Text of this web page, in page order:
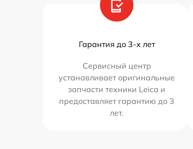
Гарантия до 3-х лет
Сервисный центр
устанавливает оригинальные
запчасти техники Leica и
предоставляет гарантию до 3
лет.